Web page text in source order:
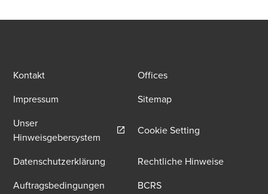
Kontakt
Offices
Impressum
Sitemap
Unser
Hinweisgebersystem Opens in a new window/tab
Cookie Setting
Datenschutzerklärung
Rechtliche Hinweise
Auftragsbedingungen
BCRS